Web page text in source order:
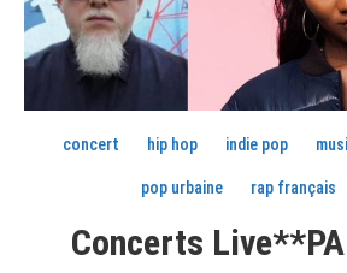
concert hip hop indie pop
pop urbaine rap français
Concerts